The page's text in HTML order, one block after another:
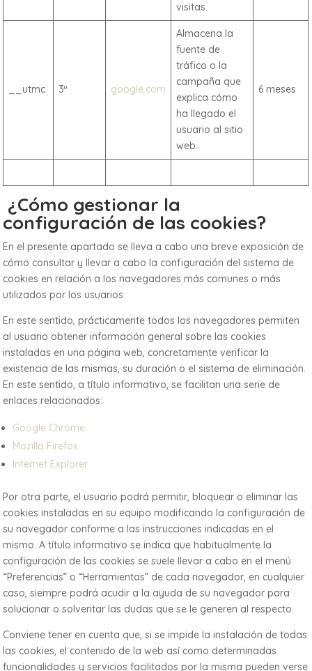
visitas.
__utmc 3º google.com
Almacena la
fuente de
tráfico o la
campaña que
explica cómo
ha llegado el
usuario al sitio
web.
6 meses
¿Cómo gestionar la
configuración de las cookies?
En el presente apartado se lleva a cabo una breve exposición de
cómo consultar y llevar a cabo la configuración del sistema de
cookies en relación a los navegadores más comunes o más
utilizados por los usuarios
En este sentido, prácticamente todos los navegadores permiten
al usuario obtener información general sobre las cookies
instaladas en una página web, concretamente verificar la
existencia de las mismas, su duración o el sistema de eliminación.
En este sentido, a título informativo, se facilitan una serie de
enlaces relacionados:
Google Chrome
Mozilla Firefox
Internet Explorer
Por otra parte, el usuario podrá permitir, bloquear o eliminar las
cookies instaladas en su equipo modificando la configuración de
su navegador conforme a las instrucciones indicadas en el
mismo. A título informativo se indica que habitualmente la
configuración de las cookies se suele llevar a cabo en el menú
“Preferencias” o “Herramientas” de cada navegador, en cualquier
caso, siempre podrá acudir a la ayuda de su navegador para
solucionar o solventar las dudas que se le generen al respecto.
Conviene tener en cuenta que, si se impide la instalación de todas
las cookies, el contenido de la web así como determinadas
funcionalidades y servicios facilitados por la misma pueden verse